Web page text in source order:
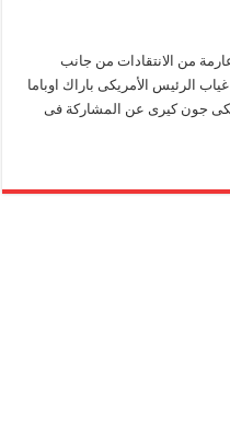
من الانتقادات من جانب
الرئيس الأمريكى باراك اوباما
جون كيرى عن المشاركة فى